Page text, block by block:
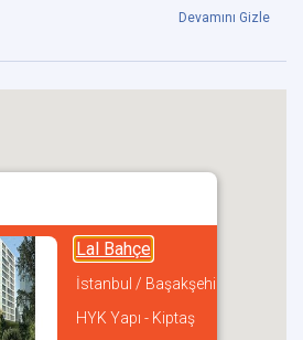
Devamını Gizle
Lal Bahçe
İstanbul / Başakşehir
HYK Yapı - Kiptaş